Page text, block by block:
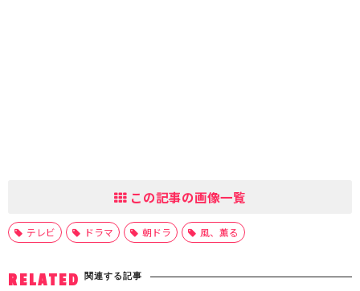
この記事の画像一覧
テレビ ドラマ 朝ドラ 風、薫る
RELATED 関連する記事